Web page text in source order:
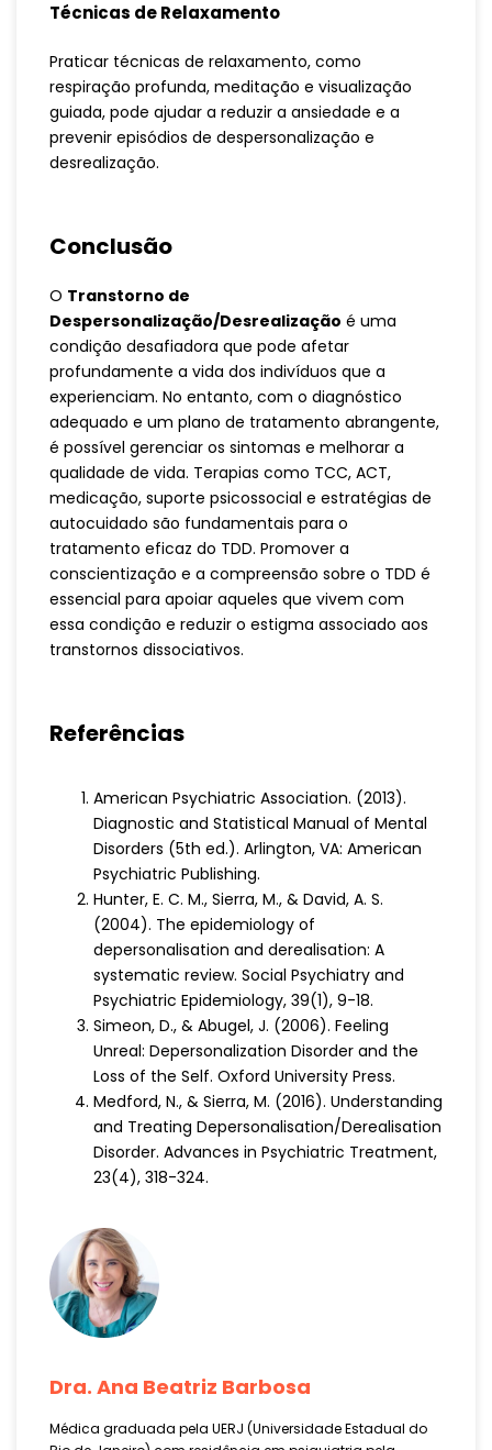
Técnicas de Relaxamento
Praticar técnicas de relaxamento, como
respiração profunda, meditação e visualização
guiada, pode ajudar a reduzir a ansiedade e a
prevenir episódios de despersonalização e
desrealização.
Conclusão
O Transtorno de
Despersonalização/Desrealização é uma
condição desafiadora que pode afetar
profundamente a vida dos indivíduos que a
experienciam. No entanto, com o diagnóstico
adequado e um plano de tratamento abrangente,
é possível gerenciar os sintomas e melhorar a
qualidade de vida. Terapias como TCC, ACT,
medicação, suporte psicossocial e estratégias de
autocuidado são fundamentais para o
tratamento eficaz do TDD. Promover a
conscientização e a compreensão sobre o TDD é
essencial para apoiar aqueles que vivem com
essa condição e reduzir o estigma associado aos
transtornos dissociativos.
Referências
American Psychiatric Association. (2013).
Diagnostic and Statistical Manual of Mental
Disorders (5th ed.). Arlington, VA: American
Psychiatric Publishing.
Hunter, E. C. M., Sierra, M., & David, A. S.
(2004). The epidemiology of
depersonalisation and derealisation: A
systematic review. Social Psychiatry and
Psychiatric Epidemiology, 39(1), 9-18.
Simeon, D., & Abugel, J. (2006). Feeling
Unreal: Depersonalization Disorder and the
Loss of the Self. Oxford University Press.
Medford, N., & Sierra, M. (2016). Understanding
and Treating Depersonalisation/Derealisation
Disorder. Advances in Psychiatric Treatment,
23(4), 318-324.
Dra. Ana Beatriz Barbosa
Médica graduada pela UERJ (Universidade Estadual do